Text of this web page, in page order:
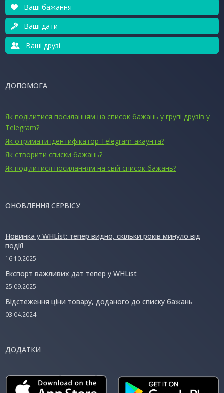
Ваші бажання
Ваші дати
Ваші друзі
ДОПОМОГА
Як поділитися посиланням на список бажань у групі друзів у
Telegram?
Як отримати ідентифікатор Telegram-акаунта?
Як створити списки бажань?
Як поділитися посиланням на свій список бажань?
ОНОВЛЕННЯ СЕРВІСУ
Новинка у WHList: тепер видно, скільки років минуло від
події!
16.10.2025
Експорт важливих дат тепер у WHList
25.09.2025
Відстеження ціни товару, доданого до списку бажань
03.04.2024
ДОДАТКИ